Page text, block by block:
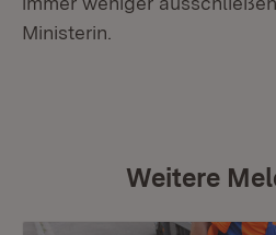
Ministerin.
Weitere